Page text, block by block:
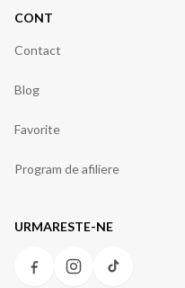
CONT
Contact
Blog
Favorite
Program de afiliere
URMARESTE-NE